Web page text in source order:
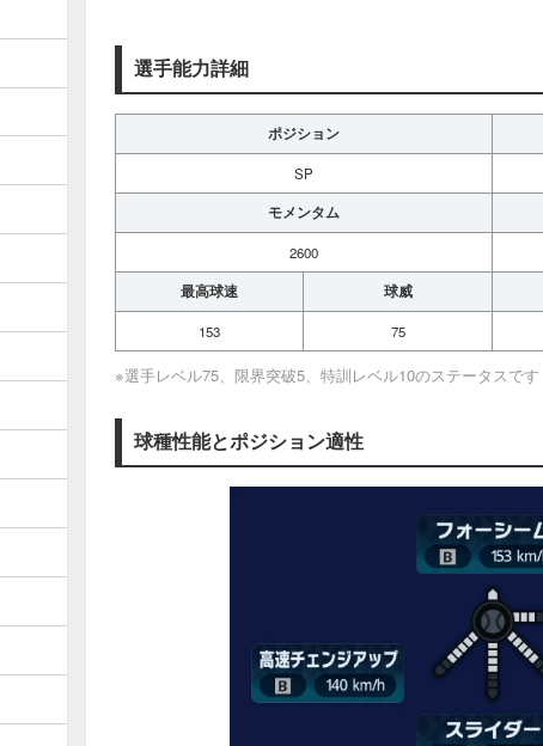
選手能力詳細
ポジション
SP
モメンタム
2600
最高球速 球威
153 75
※選手レベル75、限界突破5、特訓レベル10のステータスです
球種性能とポジション適性